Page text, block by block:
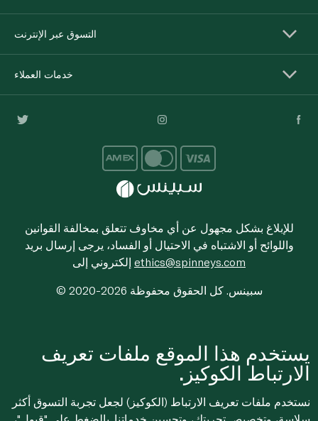
التسوق عبر الإنترنت
خدمات العملاء
للإبلاغ بشكل مجهول عن أي مخاوف تتعلق بمخالفة القوانين
واللوائح أو الاشتباه في الاحتيال أو الفساد، يرجى إرسال بريد
ethics@spinneys.com
© 2020-2026 سبينس. كل الحقوق محفوظة
يستخدم هذا الموقع ملفات تعريف
الارتباط الكوكيز.
نستخدم ملفات تعريف الارتباط (الكوكيز) لجعل تجربة التسوق أكثر